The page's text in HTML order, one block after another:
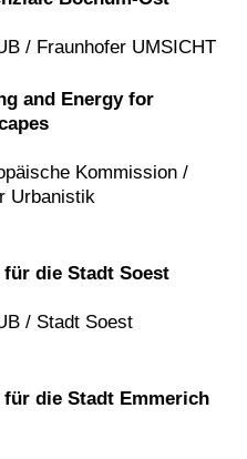
/ Fraunhofer UMSICHT
and Energy for
Kommission /
Urbanistik
die Stadt Soest
/ Stadt Soest
die Stadt Emmerich